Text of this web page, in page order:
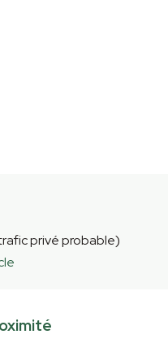
privé probable)